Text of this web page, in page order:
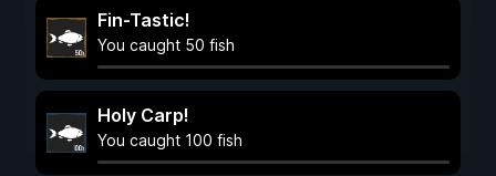
Fin-Tastic!
You caught 50 fish
Holy Carp!
You caught 100 fish